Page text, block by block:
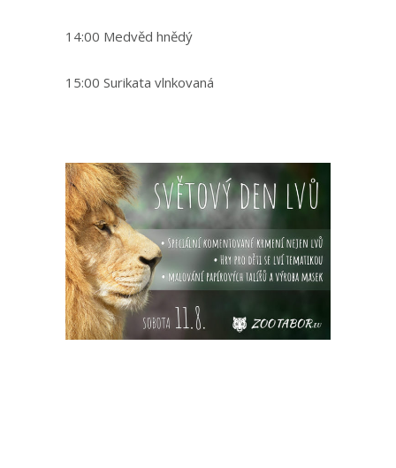
14:00 Medvěd hnědý
15:00 Surikata vlnkovaná